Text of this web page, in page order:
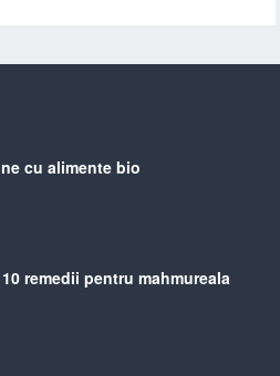
cu alimente bio
remedii pentru mahmureala